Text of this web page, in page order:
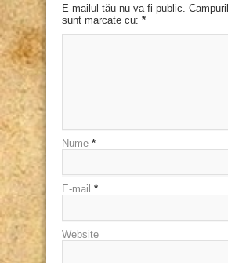
E-mailul tău nu va fi public.
sunt marcate cu: *
Nume *
E-mail *
Website